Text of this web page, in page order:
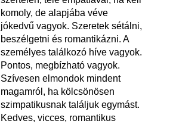
komoly, de alapjába véve
jókedvű vagyok. Szeretek sétálni,
beszélgetni és romantikázni. A
személyes találkozó híve vagyok.
Pontos, megbízható vagyok.
Szívesen elmondok mindent
magamról, ha kölcsönösen
szimpatikusnak találjuk egymást.
Kedves, vicces, romantikus